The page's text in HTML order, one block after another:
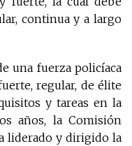
continua y a largo
una fuerza policíaca
regular, de élite
y tareas en la
años, la Comisión
liderado y dirigido la